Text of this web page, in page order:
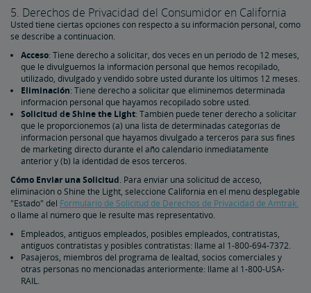
5. Derechos de Privacidad del Consumidor en California
Usted tiene ciertas opciones con respecto a su información personal, como
se describe a continuación.
Acceso: Tiene derecho a solicitar, dos veces en un período de 12 meses,
que le divulguemos la información personal que hemos recopilado,
utilizado, divulgado y vendido sobre usted durante los últimos 12 meses.
Eliminación: Tiene derecho a solicitar que eliminemos determinada
información personal que hayamos recopilado sobre usted.
Solicitud de Shine the Light: También puede tener derecho a solicitar
que le proporcionemos (a) una lista de determinadas categorías de
información personal que hayamos divulgado a terceros para sus fines
de marketing directo durante el año calendario inmediatamente
anterior y (b) la identidad de esos terceros.
Cómo Enviar una Solicitud. Para enviar una solicitud de acceso,
eliminación o Shine the Light, seleccione California en el menú desplegable
"Estado" del Formulario de Solicitud de Derechos de Privacidad de Amtrak.
o llame al número que le resulte más representativo.
Empleados, antiguos empleados, posibles empleados, contratistas,
antiguos contratistas y posibles contratistas: llame al 1-800-694-7372.
Pasajeros, miembros del programa de lealtad, socios comerciales y
otras personas no mencionadas anteriormente: llame al 1-800-USA-
RAIL.